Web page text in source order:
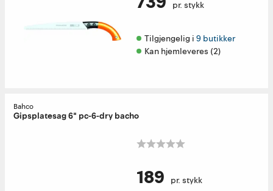
pr. stykk
Tilgjengelig i 9 butikker
Kan hjemleveres (2)
Bahco
Gipsplatesag 6" pc-6-dry bacho
189 pr. stykk